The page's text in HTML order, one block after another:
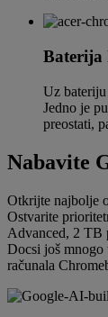
Baterija
Uz
Jedno je
preostati,
Nabavite
Otkrijte najbolje
Ostvarite
Advanced, 2 TB
Docsi još mnogo
računala